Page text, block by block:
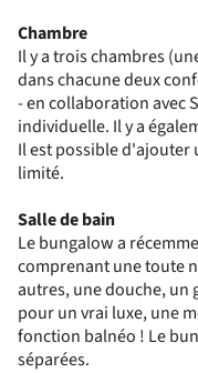
Chambre
Il y a trois chambres
dans chacune deux
- en collaboration avec
individuelle. Il y a
Il est possible d'ajouter
limité.
Salle de bain
Le bungalow a
comprenant une toute
autres, une douche, un
pour un vrai luxe, une
fonction balnéo ! Le
séparées.